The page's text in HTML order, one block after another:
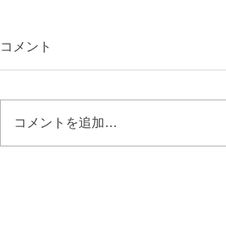
コメント
コメントを追加…